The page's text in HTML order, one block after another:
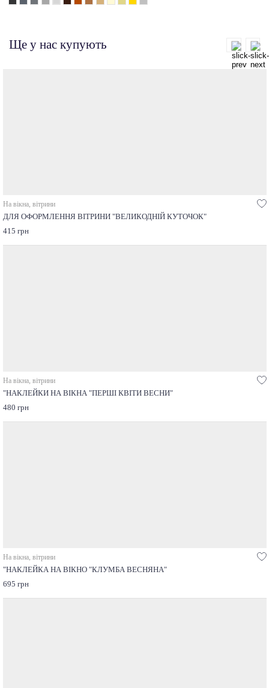
Ще у нас купують
На вікна, вітрини
ДЛЯ ОФОРМЛЕННЯ ВІТРИНИ "ВЕЛИКОДНІЙ КУТОЧОК"
415 грн
На вікна, вітрини
"НАКЛЕЙКИ НА ВІКНА "ПЕРШІ КВІТИ ВЕСНИ"
480 грн
На вікна, вітрини
"НАКЛЕЙКА НА ВІКНО "КЛУМБА ВЕСНЯНА"
695 грн